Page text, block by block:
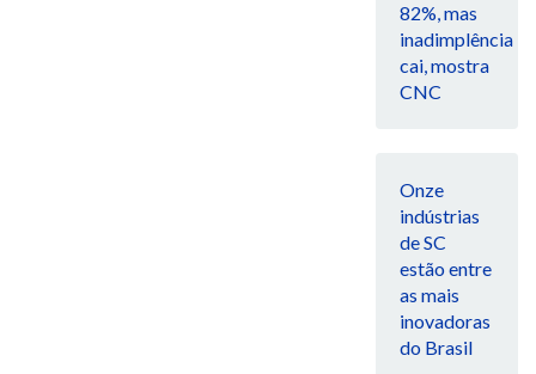
82%, mas
inadimplência
cai, mostra
CNC
Onze
indústrias
de SC
estão entre
as mais
inovadoras
do Brasil